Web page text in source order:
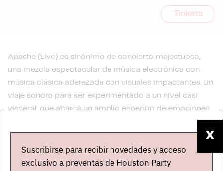
Tickets
Apashe (Live) es sinónimo de concierto majestuoso,
una mezcla espectacular de música electrónica con
música clásica aderezada con visuales impactantes. Un
viaje sonoro para ser experimentado a un nivel casi
visceral, que abarca un amplio espectro de emociones.
videojuego, pero una cualquiera, sino una donde John
Wick llevase el volante en "Fast & Furious".
X
Suscribirse para recibir novedades y acceso
exclusivo a preventas de Houston Party